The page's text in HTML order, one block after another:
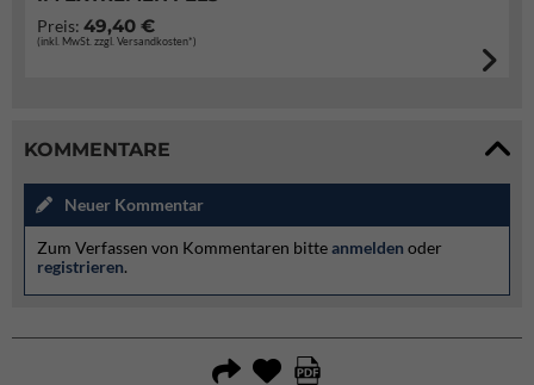
Preis: 49,40 €
(inkl. MwSt. zzgl. Versandkosten*)
KOMMENTARE
Neuer Kommentar
Zum Verfassen von Kommentaren bitteanmelden oder
registrieren.